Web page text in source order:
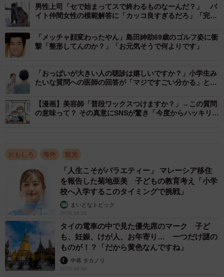
今回のXの投稿には、840万を超えるインプレッションが集
まっている。SNSユーザーからは
「大阪のおかんや」
「アメリカなら国旗を粗末には扱えないって、丁重に扱わ
れて結果安全そう なお反米国ではしらん」
「スーツケースは盗むのに勇気いるド派手なのか、おばち
ゃんしか買わなそうなダッサ〜い柄のが正解。仕事道具い
っぱい入れて、海外出張しまくってる女性が言ってた。荷
など数々の驚きの声が。
また、当のアメリカ人からも
「それはアメリカ人の誰の顔にも笑顔をもたらすでしょ
う。他の国では気をつけたほうがいいかもしれません」
「ハハ、お母さんのアメリカのトランクは伝説的だね！LA
で完全なショーステッパー レオパードプリントのコンボが
大好き！」
男性上司「セで始まってスで終わるものなーんだ？」 バ
イト仲間女性の模範解答に「カッコ良すぎるだろ」「完璧
「メッチャ顔変わったやん」島田紳助69歳のゴルフ姿に衝
撃「整形してんのか？」「お元気そうで何よりです」
「おっぱいが大きい人の聴診は嬉しいですか？」小学生み
たいな質問への医師の回答が「マジですごい分かる」と反
【漫画】美容師「普段ワックスつけますか？」→この質問
の意味って？ その真意にSNSが驚き「今度からハッキリ言
おもしろ 海外 観光
「人生こそがバラエティー」 マレーシア移住
を報告した菊地亜美 子どもの教育考え「小学
校へ入学するこのタイミングで挑戦」
まいどなトピック
2026.08.06
タイの電車の中で見た優先席のマーク 子ど
も、妊娠、けが人、お年寄り… 一つだけ謎の
ものが！？「だから黄色なんですね」
中将 タカノリ
2026.08.06